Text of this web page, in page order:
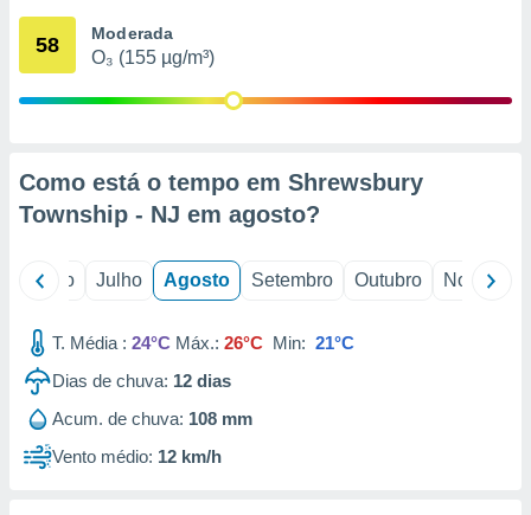
através
1199
58 Moderada
O₃ (155 µg/m³)
Como está o tempo em Shrewsbury
Township - NJ em agosto?
Junho Julho Agosto Setembro Outubro Novembro
T. Média : 24°C Máx.: 26°C Min: 21°C
Dias de chuva: 12 dias
Acum. de chuva: 108 mm
Vento médio: 12 km/h